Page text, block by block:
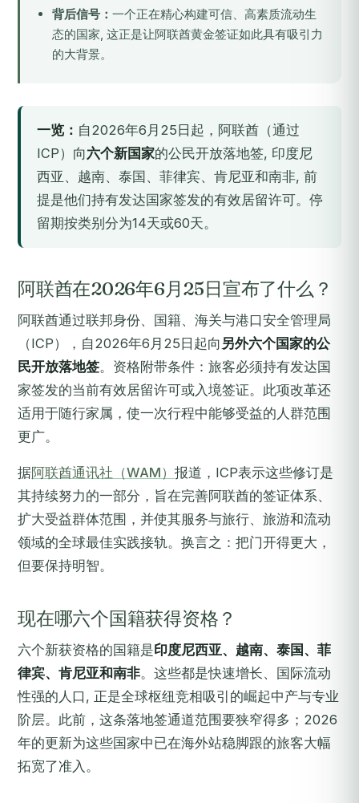
背后信号： 一个正在精心构建可信、高素质流动生
态的国家, 这正是让阿联酋黄金签证如此具有吸引力
的大背景。
一览： 自2026年6月25日起，阿联酋（通过
ICP）向六个新国家的公民开放落地签, 印度尼
西亚、越南、泰国、菲律宾、肯尼亚和南非, 前
提是他们持有发达国家签发的有效居留许可。停
留期按类别分为14天或60天。
阿联酋在2026年6月25日宣布了什么？
阿联酋通过联邦身份、国籍、海关与港口安全管理局
（ICP），自2026年6月25日起向 另外六个国家的公
民开放落地签。资格附带条件：旅客必须持有发达国
家签发的当前有效居留许可或入境签证。此项改革还
适用于随行家属，使一次行程中能够受益的人群范围
更广。
据阿联酋通讯社（WAM） 报道，ICP表示这些修订是
其持续努力的一部分，旨在完善阿联酋的签证体系、
扩大受益群体范围，并使其服务与旅行、旅游和流动
领域的全球最佳实践接轨。换言之：把门开得更大，
但要保持明智。
现在哪六个国籍获得资格？
六个新获资格的国籍是印度尼西亚、越南、泰国、菲
律宾、肯尼亚和南非。这些都是快速增长、国际流动
性强的人口, 正是全球枢纽竞相吸引的崛起中产与专业
阶层。此前，这条落地签通道范围要狭窄得多；2026
年的更新为这些国家中已在海外站稳脚跟的旅客大幅
拓宽了准入。